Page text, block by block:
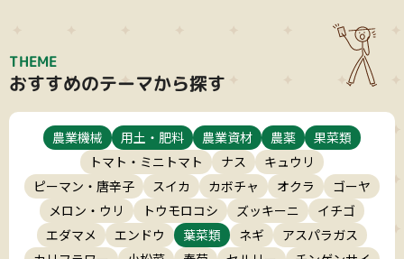
THEME
おすすめのテーマから探す
農業機械 用土・肥料 農業資材 農薬
果菜類
トマト・ミニトマト
ナス
キュウリ
ピーマン・唐辛子
スイカ カボチャ オクラ
ゴーヤ
メロン・ウリ
トウモロコシ ズッキーニ
イチゴ
エダマメ
エンドウ 葉菜類 ネギ
アスパラガス